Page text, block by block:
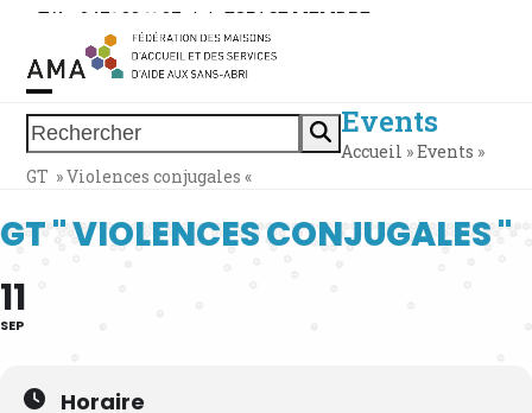
Skip
content
Tél. : 0471 38 11 37 | | ESPACE MEMBRE
Rechercher
Open
mobile
Close
mobile
Events
Accueil »Events »
GT » Violences conjugales «
GT " VIOLENCES CONJUGALES "
11
SEP
Horaire